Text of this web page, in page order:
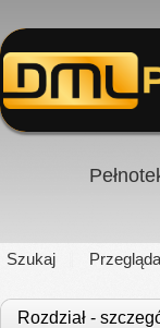
Szukaj
Rozdział -